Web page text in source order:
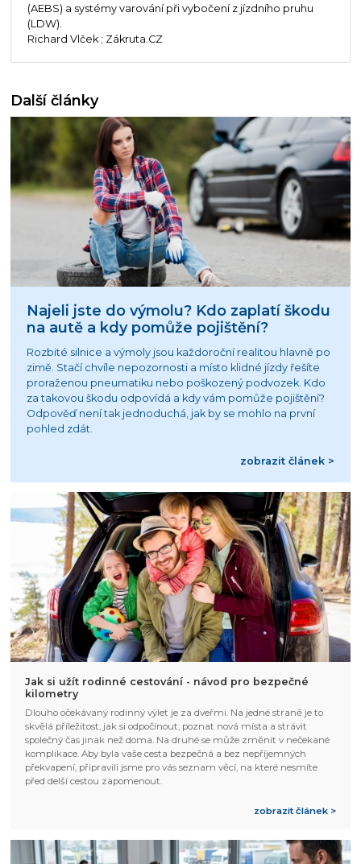
(AEBS) a systémy varování při vybočení z jízdního pruhu
(LDW).
Richard Vlček ; Zákruta.CZ
Další články
Najeli jste do výmolu? Kdo zaplatí škodu
na autě a kdy pomůže pojištění?
Rozbité silnice a výmoly jsou každoroční realitou hlavně po
zimě. Stačí chvíle nepozornosti a místo klidné jízdy řešíte
proraženou pneumatiku nebo poškozený podvozek. Kdo
za takovou škodu odpovídá a kdy vám pomůže pojištění?
Odpověď není tak jednoduchá, jak by se mohlo na první
pohled zdát.
zobrazit článek >
Jak si užít rodinné cestování - návod pro bezpečné
kilometry
Dlouho očekávaný rodinný výlet je za dveřmi. Na jedné straně je to
skvělá příležitost, jak si odpočinout, poznat nová místa a strávit
společný čas jinak než doma. Na druhé se může změnit v nečekané
komplikace. Aby byla vaše cesta bezpečná a bez nepříjemných
překvapení, připravili jsme pro vás seznam věcí, na které nesmíte
před delší cestou zapomenout.
zobrazit článek >